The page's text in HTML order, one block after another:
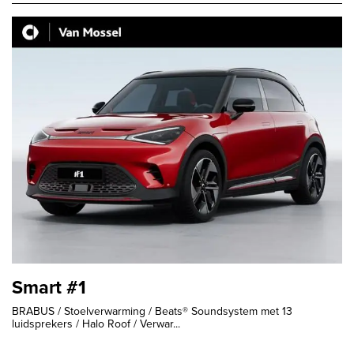
Smart #1
BRABUS / Stoelverwarming / Beats® Soundsystem met 13
luidsprekers / Halo Roof / Verwar...